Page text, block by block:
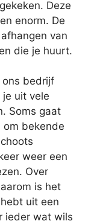
Deze
enorm. De
van
die je huurt.
ons bedrijf
uit vele
Soms gaat
om bekende
weer een
Over
is het
uit een
ieder wat wils